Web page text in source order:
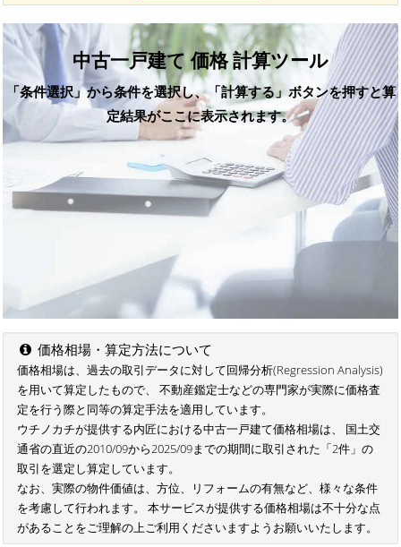
中古一戸建て 価格 計算ツール
「条件選択」から条件を選択し、「計算する」ボタンを押すと算
定結果がここに表示されます。
価格相場・算定方法について
価格相場は、過去の取引データに対して回帰分析(Regression Analysis)
を用いて算定したもので、 不動産鑑定士などの専門家が実際に価格査
定を行う際と同等の算定手法を適用しています。
ウチノカチが提供する内匠における中古一戸建て価格相場は、 国土交
通省の直近の2010/09から2025/09までの期間に取引された「2件」の
取引を選定し算定しています。
なお、実際の物件価値は、方位、リフォームの有無など、様々な条件
を考慮して行われます。 本サービスが提供する価格相場は不十分な点
があることをご理解の上ご利用くださいますようお願いいたします。